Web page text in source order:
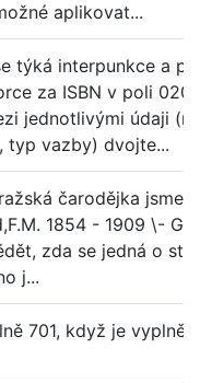
aplikovat...
týká interpunkce a
za ISBN v poli 020.
jednotlivými údaji
typ vazby) dvojte...
čarodějka jsme
1854 - 1909 \-
zda se jedná o
j...
701, když je